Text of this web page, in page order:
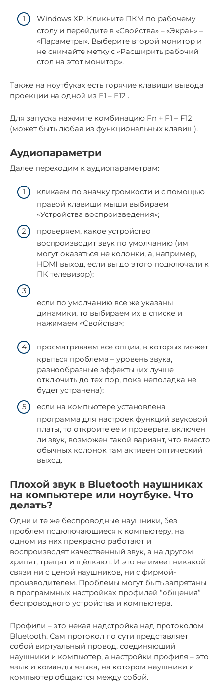
Windows XP. Кликните ПКМ по рабочему
столу и перейдите в «Свойства» – «Экран» –
«Параметры». Выберите второй монитор и
не снимайте метку с «Расширить рабочий
стол на этот монитор».
Также на ноутбуках есть горячие клавиши вывода
проекции на одной из F1 – F12 .
Для запуска нажмите комбинацию Fn + F1 – F12
(может быть любая из функциональных клавиш).
Аудиопараметри
Далее переходим к аудиопараметрам:
кликаем по значку громкости и с помощью
правой клавиши мыши выбираем
«Устройства воспроизведения»;
проверяем, какое устройство
воспроизводит звук по умолчанию (им
могут оказаться не колонки, а, например,
HDMI выход, если вы до этого подключали к
ПК телевизор);
если по умолчанию все же указаны
динамики, то выбираем их в списке и
нажимаем «Свойства»;
просматриваем все опции, в которых может
крыться проблема – уровень звука,
разнообразные эффекты (их лучше
отключить до тех пор, пока неполадка не
будет устранена);
если на компьютере установлена
программа для настроек функций звуковой
платы, то откройте ее и проверьте, включен
ли звук, возможен такой вариант, что вместо
обычных колонок там активен оптический
выход.
Плохой звук в Bluetooth наушниках
на компьютере или ноутбуке. Что
делать?
Одни и те же беспроводные наушники, без
проблем подключающиеся к компьютеру, на
одном из них прекрасно работают и
воспроизводят качественный звук, а на другом
хрипят, трещат и щёлкают. И это не имеет никакой
связи ни с ценой наушников, ни с фирмой-
производителем. Проблемы могут быть запрятаны
в программных настройках профилей “общения”
беспроводного устройства и компьютера.
Профили – это некая надстройка над протоколом
Bluetooth. Сам протокол по сути представляет
собой виртуальный провод, соединяющий
наушники и компьютер, а настройки профиля – это
язык и команды языка, на котором наушники и
компьютер общаются между собой.